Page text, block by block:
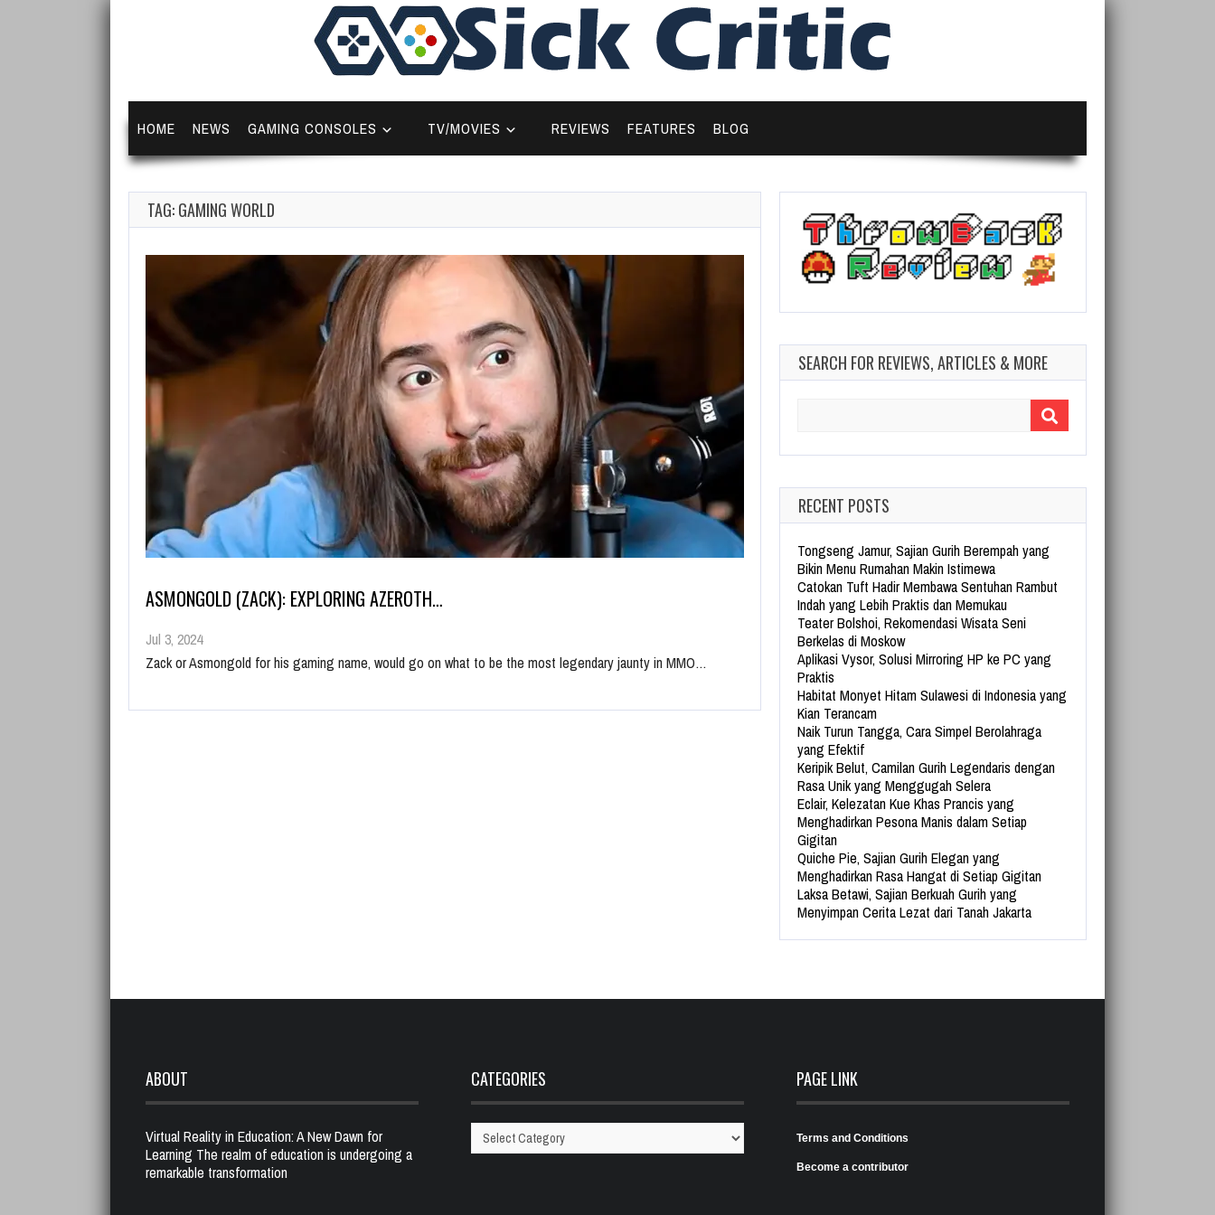
HOME NEWS GAMING CONSOLES TV/MOVIES REVIEWS FEATURES BLOG
TAG: GAMING WORLD
ASMONGOLD (ZACK): EXPLORING AZEROTH…
Jul 3, 2024
Zack or Asmongold for his gaming name, would go on what to be the most legendary jaunty in MMO…
SEARCH FOR REVIEWS, ARTICLES & MORE
RECENT POSTS
Tongseng Jamur, Sajian Gurih Berempah yang
Bikin Menu Rumahan Makin Istimewa
Catokan Tuft Hadir Membawa Sentuhan Rambut
Indah yang Lebih Praktis dan Memukau
Teater Bolshoi, Rekomendasi Wisata Seni
Berkelas di Moskow
Aplikasi Vysor, Solusi Mirroring HP ke PC yang
Praktis
Habitat Monyet Hitam Sulawesi di Indonesia yang
Kian Terancam
Naik Turun Tangga, Cara Simpel Berolahraga
yang Efektif
Keripik Belut, Camilan Gurih Legendaris dengan
Rasa Unik yang Menggugah Selera
Eclair, Kelezatan Kue Khas Prancis yang
Menghadirkan Pesona Manis dalam Setiap
Gigitan
Quiche Pie, Sajian Gurih Elegan yang
Menghadirkan Rasa Hangat di Setiap Gigitan
Laksa Betawi, Sajian Berkuah Gurih yang
Menyimpan Cerita Lezat dari Tanah Jakarta
ABOUT
Virtual Reality in Education: A New Dawn for
Learning The realm of education is undergoing a
remarkable transformation
CATEGORIES
Categories
PAGE LINK
Terms and Conditions
Become a contributor